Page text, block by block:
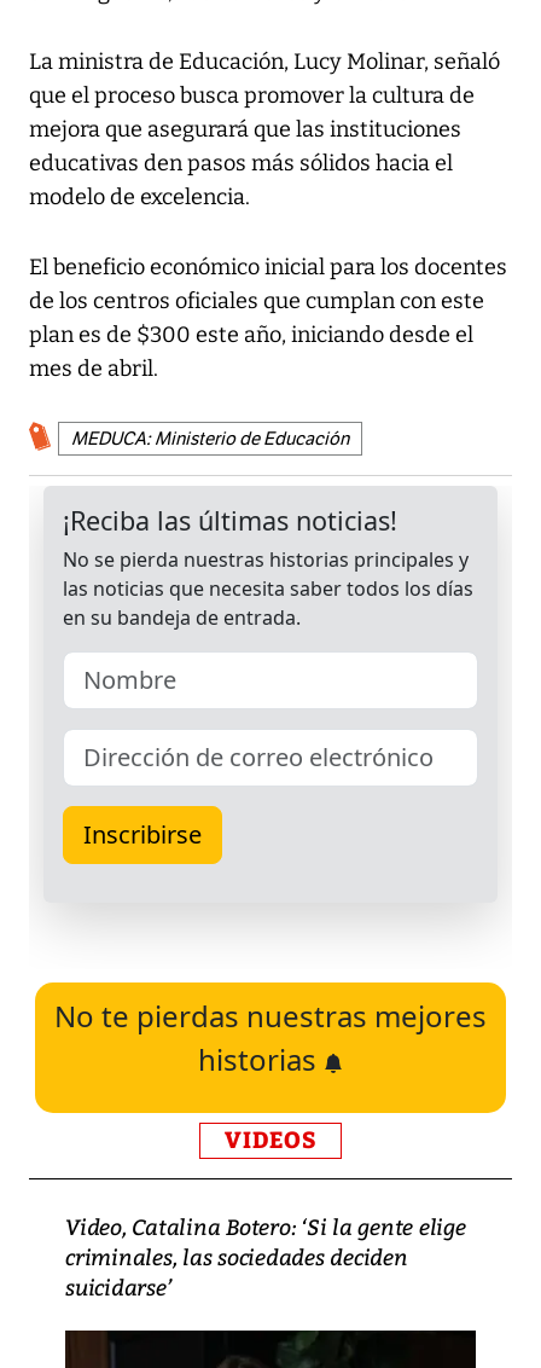
La ministra de Educación, Lucy Molinar, señaló
que el proceso busca promover la cultura de
mejora que asegurará que las instituciones
educativas den pasos más sólidos hacia el
modelo de excelencia.
El beneficio económico inicial para los docentes
de los centros oficiales que cumplan con este
plan es de $300 este año, iniciando desde el
mes de abril.
MEDUCA: Ministerio de Educación
No te pierdas nuestras mejores
historias
VIDEOS
Video, Catalina Botero: ‘Si la gente elige
criminales, las sociedades deciden
suicidarse’